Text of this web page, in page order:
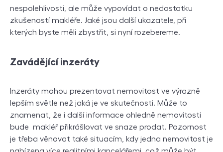
nespolehlivosti, ale může vypovídat o nedostatku
zkušeností makléře. Jaké jsou další ukazatele, při
kterých byste měli zbystřit, si nyní rozebereme.
Zavádějící inzeráty
Inzeráty mohou prezentovat nemovitost ve výrazně
lepším světle než jaká je ve skutečnosti. Může to
znamenat, že i další informace ohledně nemovitosti
bude makléř přikrášlovat ve snaze prodat. Pozornost
je třeba věnovat také situacím, kdy jedna nemovitost je